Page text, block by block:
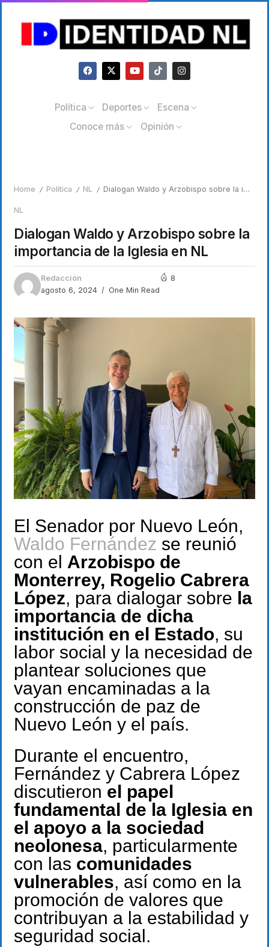
Política Deportes
Escena
Conoce más
Opinión
Home / Política / NL / Dialogan Waldo y Arzobispo sobre la importancia de la Iglesia en NL
NL
Dialogan Waldo y Arzobispo sobre la
importancia de la Iglesia en NL
Redacción
agosto 6, 2024
One Min Read
8
El Senador por Nuevo León,
Waldo Fernández se reunió
con el Arzobispo de
Monterrey, Rogelio Cabrera
López, para dialogar sobre la
importancia de dicha
institución en el Estado, su
labor social y la necesidad de
plantear soluciones que
vayan encaminadas a la
construcción de paz de
Nuevo León y el país.
Durante el encuentro,
Fernández y Cabrera López
discutieron el papel
fundamental de la Iglesia en
el apoyo a la sociedad
neolonesa, particularmente
con las comunidades
vulnerables, así como en la
promoción de valores que
contribuyan a la estabilidad y
seguridad social.